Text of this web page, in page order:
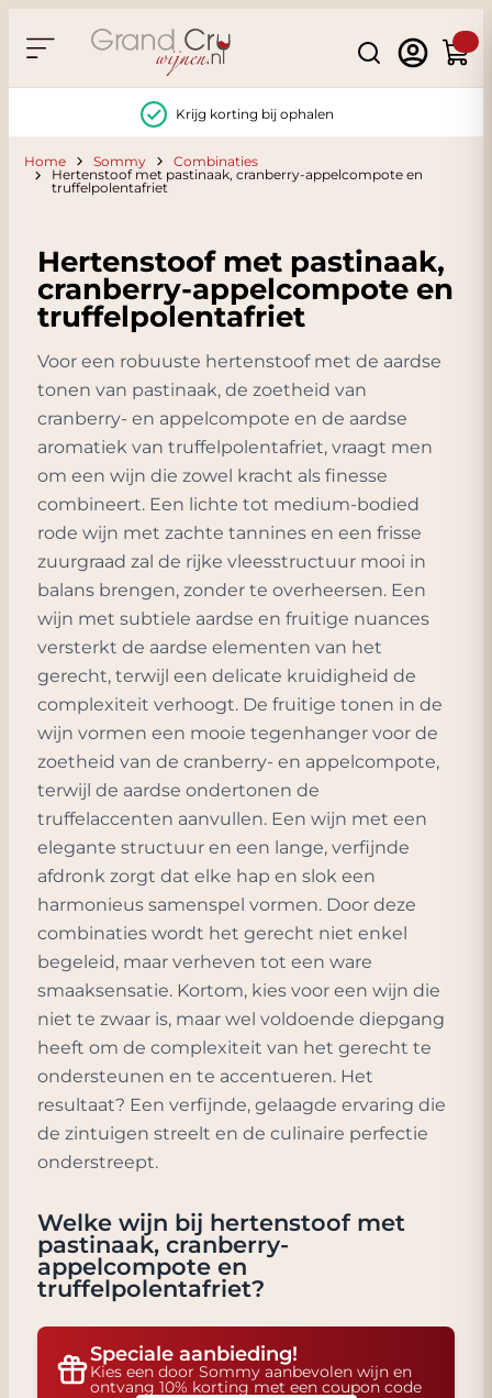
Search
Krijg korting bij ophalen
Home Sommy
Combinaties
Hertenstoof met pastinaak, cranberry-appelcompote en
truffelpolentafriet
Hertenstoof met pastinaak,
cranberry-appelcompote en
truffelpolentafriet
Voor een robuuste hertenstoof met de aardse
tonen van pastinaak, de zoetheid van
cranberry- en appelcompote en de aardse
aromatiek van truffelpolentafriet, vraagt men
om een wijn die zowel kracht als finesse
combineert. Een lichte tot medium-bodied
rode wijn met zachte tannines en een frisse
zuurgraad zal de rijke vleesstructuur mooi in
balans brengen, zonder te overheersen. Een
wijn met subtiele aardse en fruitige nuances
versterkt de aardse elementen van het
gerecht, terwijl een delicate kruidigheid de
complexiteit verhoogt. De fruitige tonen in de
wijn vormen een mooie tegenhanger voor de
zoetheid van de cranberry- en appelcompote,
terwijl de aardse ondertonen de
truffelaccenten aanvullen. Een wijn met een
elegante structuur en een lange, verfijnde
afdronk zorgt dat elke hap en slok een
harmonieus samenspel vormen. Door deze
combinaties wordt het gerecht niet enkel
begeleid, maar verheven tot een ware
smaaksensatie. Kortom, kies voor een wijn die
niet te zwaar is, maar wel voldoende diepgang
heeft om de complexiteit van het gerecht te
ondersteunen en te accentueren. Het
resultaat? Een verfijnde, gelaagde ervaring die
de zintuigen streelt en de culinaire perfectie
onderstreept.
Welke wijn bij hertenstoof met
pastinaak, cranberry-
appelcompote en
truffelpolentafriet?
Speciale aanbieding!
Kies een door Sommy aanbevolen wijn en
ontvang 10% korting met een coupon code